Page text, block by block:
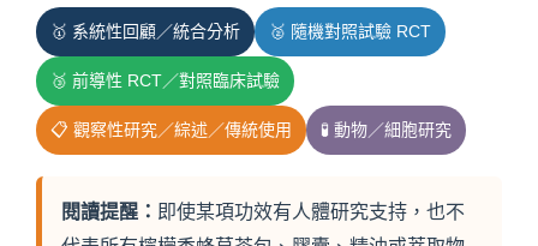
🥇 系統性回顧／統合分析 🥈 隨機對照試驗 RCT
🥉 前導性 RCT／對照臨床試驗
📋 觀察性研究／綜述／傳統使用 🧪 動物／細胞研究
閱讀提醒： 即使某項功效有人體研究支持，也不